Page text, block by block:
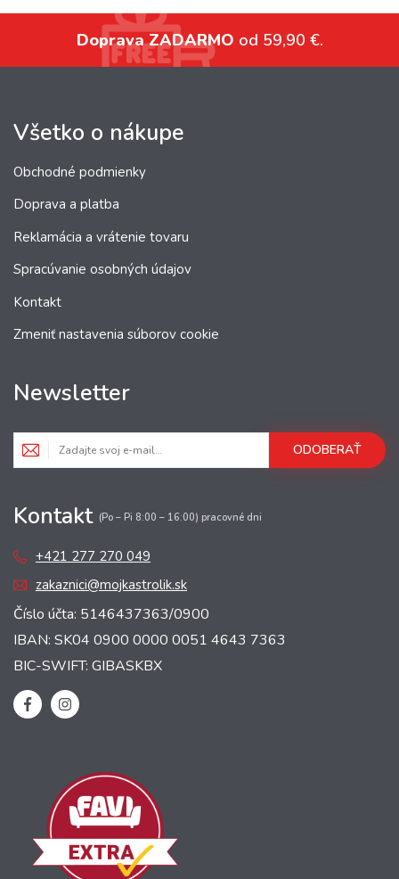
Doprava ZADARMO od 59,90 €.
Všetko o nákupe
Obchodné podmienky
Doprava a platba
Reklamácia a vrátenie tovaru
Spracúvanie osobných údajov
Kontakt
Zmeniť nastavenia súborov cookie
Newsletter
ODOBERAŤ
Kontakt (Po – Pi 8:00 – 16:00) pracovné dni
+421 277 270 049
zakaznici@mojkastrolik.sk
Číslo účta: 5146437363/0900
IBAN: SK04 0900 0000 0051 4643 7363
BIC-SWIFT: GIBASKBX